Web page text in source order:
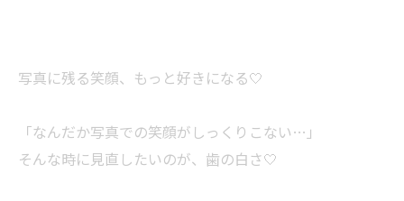
写真に残る笑顔、もっと好きになる🤍
「なんだか写真での笑顔がしっくりこない…」
そんな時に見直したいのが、歯の白さ🤍